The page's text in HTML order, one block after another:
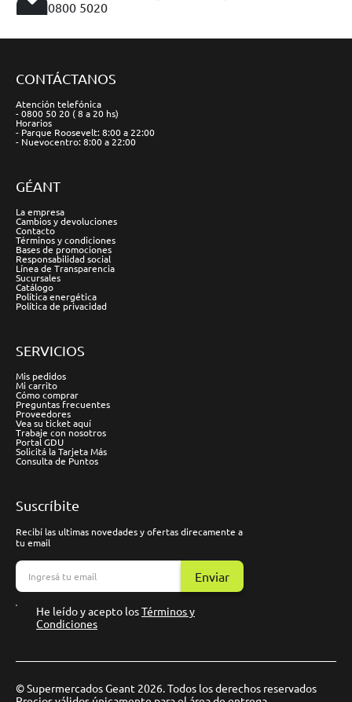
0800 5020
CONTÁCTANOS
Atención telefónica
- 0800 50 20 ( 8 a 20 hs)
Horarios
- Parque Roosevelt: 8:00 a 22:00
- Nuevocentro: 8:00 a 22:00
GÉANT
La empresa
Cambios y devoluciones
Contacto
Términos y condiciones
Bases de promociones
Responsabilidad social
Línea de Transparencia
Sucursales
Catálogo
Política energética
Política de privacidad
SERVICIOS
Mis pedidos
Mi carrito
Cómo comprar
Preguntas frecuentes
Proveedores
Vea su ticket aquí
Trabaje con nosotros
Portal GDU
Solicitá la Tarjeta Más
Consulta de Puntos
Suscríbite
Recibí las ultimas novedades y ofertas direcamente a
tu email
Enviar
He leído y acepto losTérminos y
Condiciones
© Supermercados Geant 2026. Todos los derechos reservados